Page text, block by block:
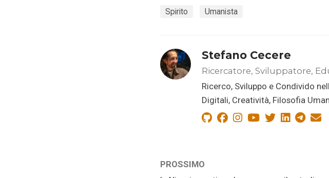
Spirito Umanista
Stefano Cecere
Ricercatore, Sviluppatore,
Ricerco, Sviluppo e Condivido
Digitali, Creatività, Filosofia
PROSSIMO